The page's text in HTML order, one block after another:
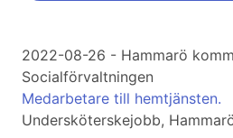
2022-08-26 - Hammarö
Socialförvaltningen
Medarbetare till hemtjänsten.
Undersköterskejobb,